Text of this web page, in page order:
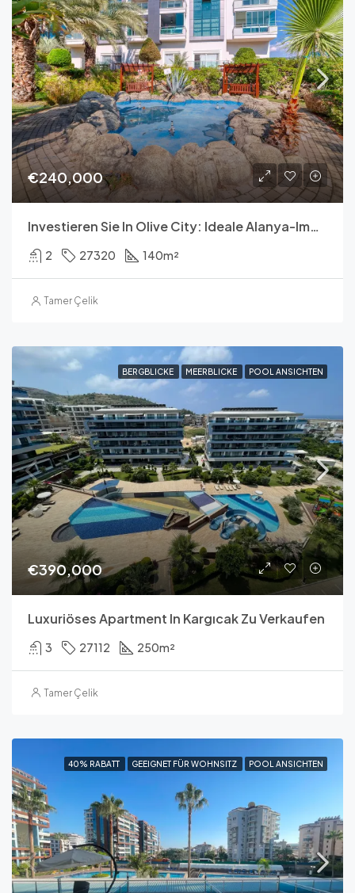
€240,000
Investieren Sie In Olive City: Ideale Alanya-Immobilie
2 27320 140m²
Tamer Çelik
BERGBLICKE MEERBLICKE POOL ANSICHTEN
€390,000
Luxuriöses Apartment In Kargıcak Zu Verkaufen
3 27112 250m²
Tamer Çelik
40% RABATT GEEIGNET FÜR WOHNSITZ POOL ANSICHTEN